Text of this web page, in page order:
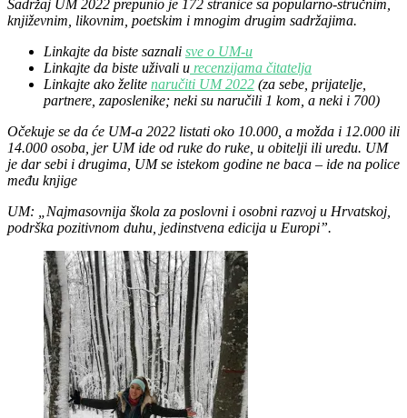
Sadržaj UM 2022 prepunio je 172 stranice sa popularno-stručnim,
književnim, likovnim, poetskim i mnogim drugim sadržajima.
Linkajte da biste saznali sve o UM-u
Linkajte da biste uživali u recenzijama čitatelja
Linkajte ako želite naručiti UM 2022 (za sebe, prijatelje,
partnere, zaposlenike; neki su naručili 1 kom, a neki i 700)
Očekuje se da će UM-a 2022 listati oko 10.000, a možda i 12.000 ili
14.000 osoba, jer UM ide od ruke do ruke, u obitelji ili uredu. UM
je dar sebi i drugima, UM se istekom godine ne baca – ide na police
među knjige
UM: „Najmasovnija škola za poslovni i osobni razvoj u Hrvatskoj,
podrška pozitivnom duhu, jedinstvena edicija u Europi”.